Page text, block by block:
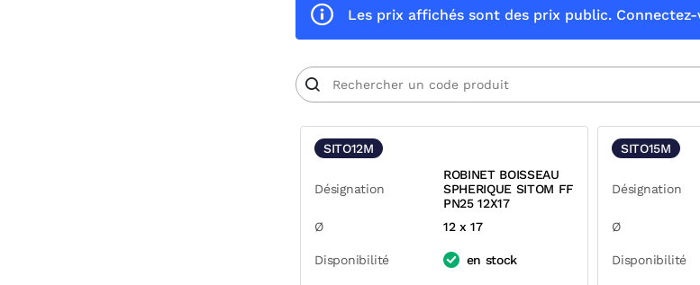
Les prix affichés sont des prix public.
SITO12M
Désignation
ROBINET BOISSEAU
SPHERIQUE SITOM FF
PN25 12X17
Ø
12 x 17
Disponibilité en stock
SITO15M
Désignation
Ø
Disponibilité